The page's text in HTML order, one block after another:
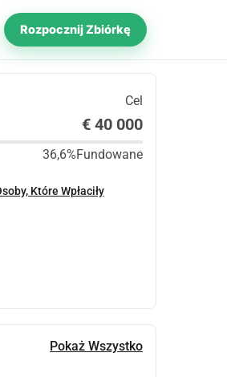
Rozpocznij Zbiórkę
Cel
€ 40 000
36,6%Fundowane
Które Wpłaciły
Pokaż Wszystko